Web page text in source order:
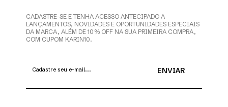
CADASTRE-SE E TENHA ACESSO ANTECIPADO A
LANÇAMENTOS, NOVIDADES E OPORTUNIDADES ESPECIAIS
DA MARCA, ALÉM DE 10% OFF NA SUA PRIMEIRA COMPRA,
COM CUPOM KARIN10.